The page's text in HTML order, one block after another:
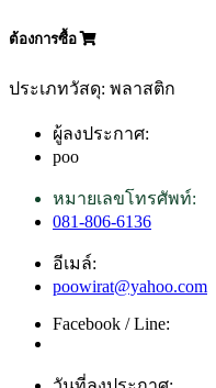
ต้องการซื้อ
ประเภทวัสดุ: พลาสติก
ผู้ลงประกาศ:
poo
หมายเลขโทรศัพท์:
081-806-6136
อีเมล์:
poowirat@yahoo.com
Facebook / Line: